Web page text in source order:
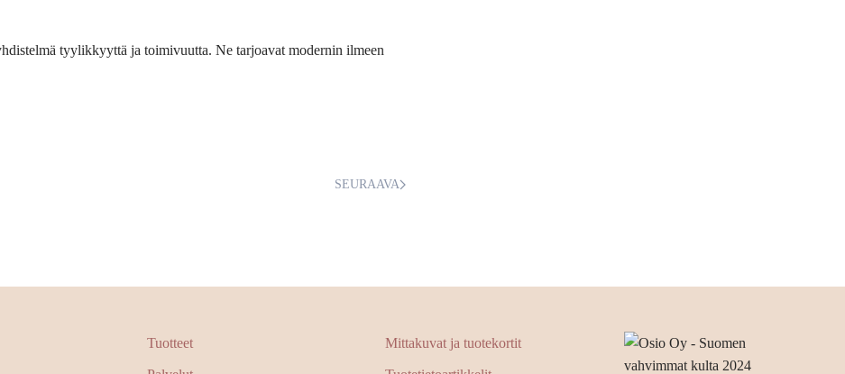
tyylikkyyttä ja toimivuutta. Ne tarjoavat modernin ilmeen
SEURAAVA
Tuotteet Mittakuvat ja tuotekortit